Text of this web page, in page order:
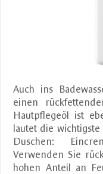
Auch ins
einen
Hautpflegeöl ist
lautet die
Duschen:
Verwenden Sie
hohen Anteil an